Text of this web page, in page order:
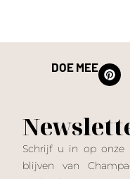
DOE MEE
Schrijf u in op
blijven van